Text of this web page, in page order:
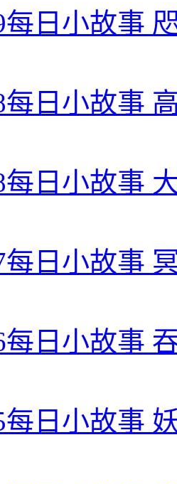
每日小故事
每日小故事
每日小故事
每日小故事
每日小故事
每日小故事